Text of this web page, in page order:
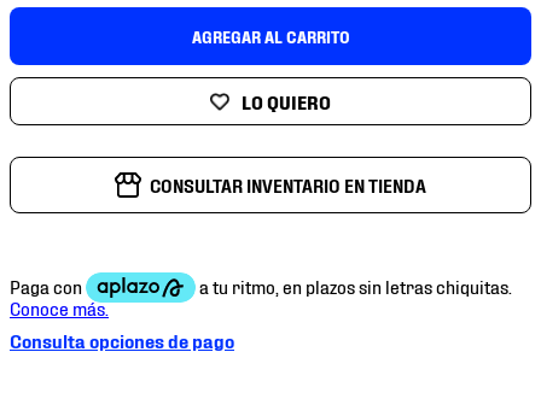
AGREGAR AL CARRITO
CONSULTAR INVENTARIO EN TIENDA
Consulta opciones de pago